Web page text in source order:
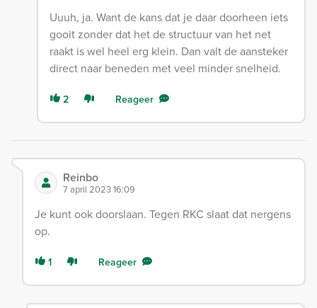
Uuuh, ja. Want de kans dat je daar doorheen iets
gooit zonder dat het de structuur van het net
raakt is wel heel erg klein. Dan valt de aansteker
direct naar beneden met veel minder snelheid.
2 Reageer
Reinbo
7 april 2023 16:09
Je kunt ook doorslaan. Tegen RKC slaat dat nergens
op.
1 Reageer